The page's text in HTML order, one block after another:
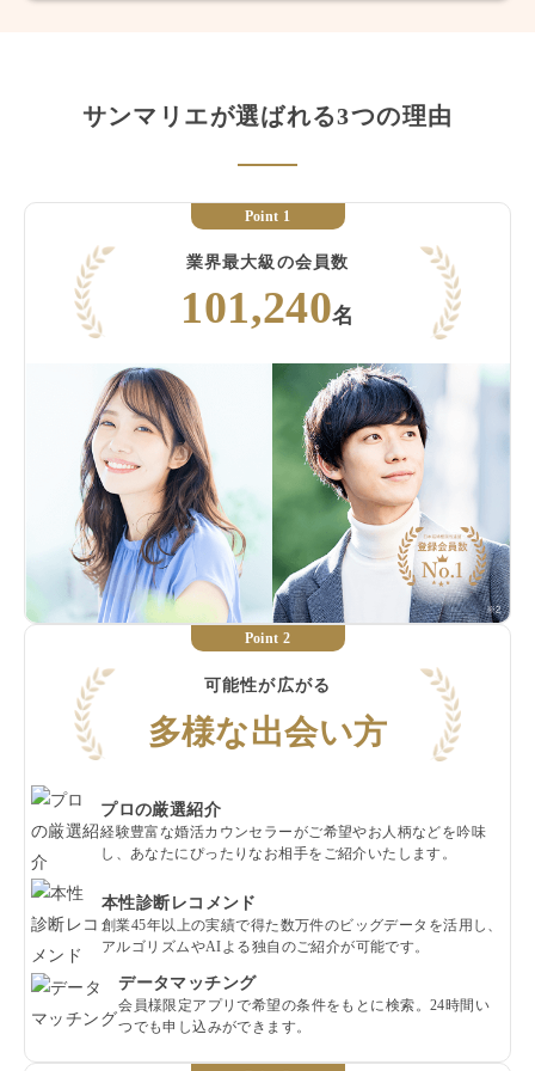
サンマリエが選ばれる3つの理由
Point 1
業界最大級の会員数
101,240名
Point 2
可能性が広がる
多様な出会い方
プロの厳選紹介
経験豊富な婚活カウンセラーがご希望やお人柄などを吟味
し、あなたにぴったりなお相手をご紹介いたします。
本性診断レコメンド
創業45年以上の実績で得た数万件のビッグデータを活用し、
アルゴリズムやAIよる独自のご紹介が可能です。
データマッチング
会員様限定アプリで希望の条件をもとに検索。24時間い
つでも申し込みができます。